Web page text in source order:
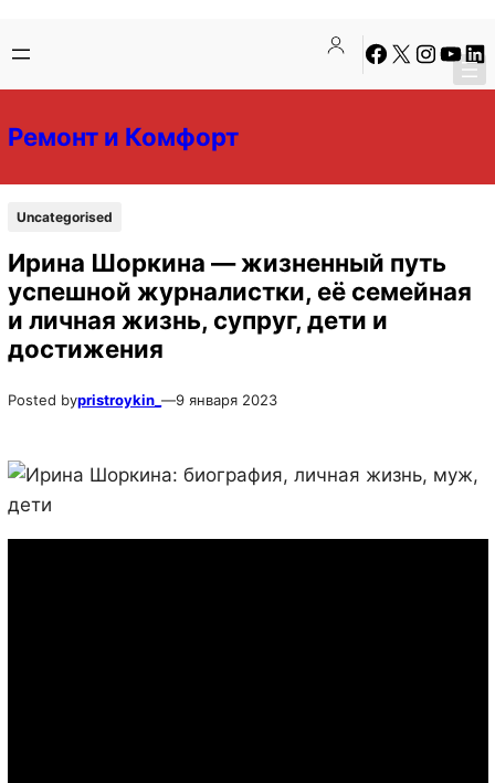
содержимому
содержимому
Facebook
X Instagram
Ремонт и Комфорт
Uncategorised
Ирина Шоркина — жизненный путь
успешной журналистки, её семейная
и личная жизнь, супруг, дети и
достижения
Posted bypristroykin_ —9 января 2023